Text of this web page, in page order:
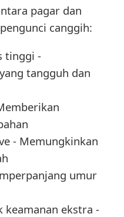
pagar dan
canggih:
tinggi -
tangguh dan
- Memungkinkan
umur
keamanan ekstra -